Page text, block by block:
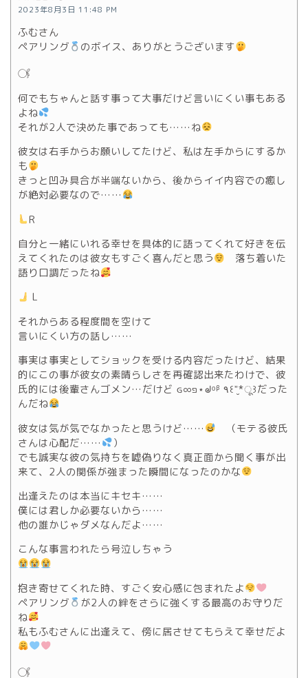
2023年8月3日 11:48 PM
ふむさん
ペアリング
のボイス、ありがとうございます
𓋜
何でもちゃんと話す事って大事だけど言いにくい事もある
よね
それが2人で決めた事であっても……ね
彼女は右手からお願いしてたけど、私は左手からにするか
も
きっと凹み具合が半端ないから、後からイイ内容での癒し
が絶対必要なので……
R
自分と一緒にいれる幸せを具体的に語ってくれて好きを伝
えてくれたのは彼女もすごく喜んだと思う
落ち着いた
語り口調だったね
L
それからある程度間を空けて
言いにくい方の話し……
事実は事実としてショックを受ける内容だったけど、結果
的にこの事が彼女の素晴らしさを再確認出来たわけで、彼
氏的には後輩さんゴメン…だけど ɢ∞פ⋆ᖙᵒᵝ ٩꒰”̮*ू꒱だった
んだね
彼女は気が気でなかったと思うけど……
（モテる彼氏
さんは心配だ……
）
でも誠実な彼の気持ちを嘘偽りなく真正面から聞く事が出
来て、2人の関係が強まった瞬間になったのかな
出逢えたのは本当にキセキ……
僕には君しか必要ないから……
他の誰かじゃダメなんだよ……
こんな事言われたら号泣しちゃう
抱き寄せてくれた時、すごく安心感に包まれたよ
ペアリング
が2人の絆をさらに強くする最高のお守りだ
ね
私もふむさんに出逢えて、傍に居させてもらえて幸せだよ
𓋜